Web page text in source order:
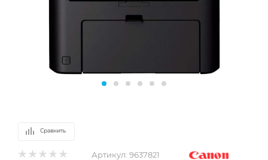
Сравнить
Артикул: 9637821